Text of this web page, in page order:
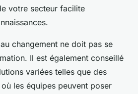
votre secteur facilite
changement ne doit pas se
Il est également conseillé
variées telles que des
les équipes peuvent poser